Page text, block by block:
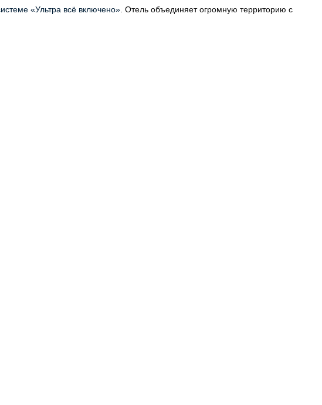
«Ультра всё включено» . Отель объединяет огромную территорию с